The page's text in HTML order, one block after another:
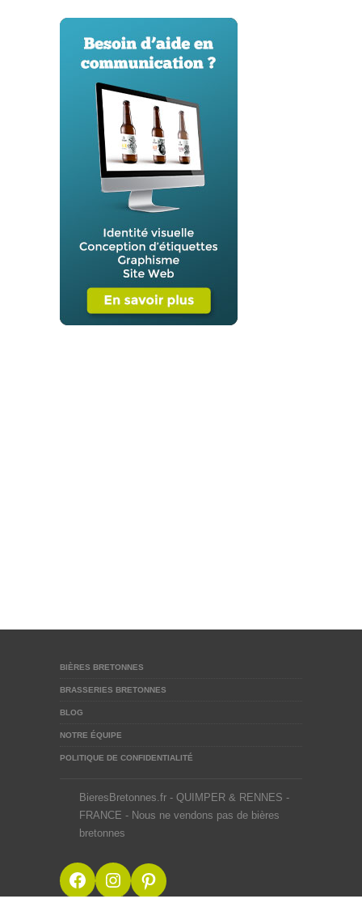
BIÈRES BRETONNES
BRASSERIES BRETONNES
BLOG
NOTRE ÉQUIPE
POLITIQUE DE CONFIDENTIALITÉ
BieresBretonnes.fr - QUIMPER & RENNES -
FRANCE - Nous ne vendons pas de bières
bretonnes
Facebook
Instagram
Pinterest